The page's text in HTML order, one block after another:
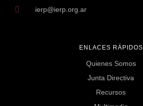
ENLACES RÁPIDOS
Quienes Somos
Junta Directiva
Recursos
ierp@ierp.org.ar